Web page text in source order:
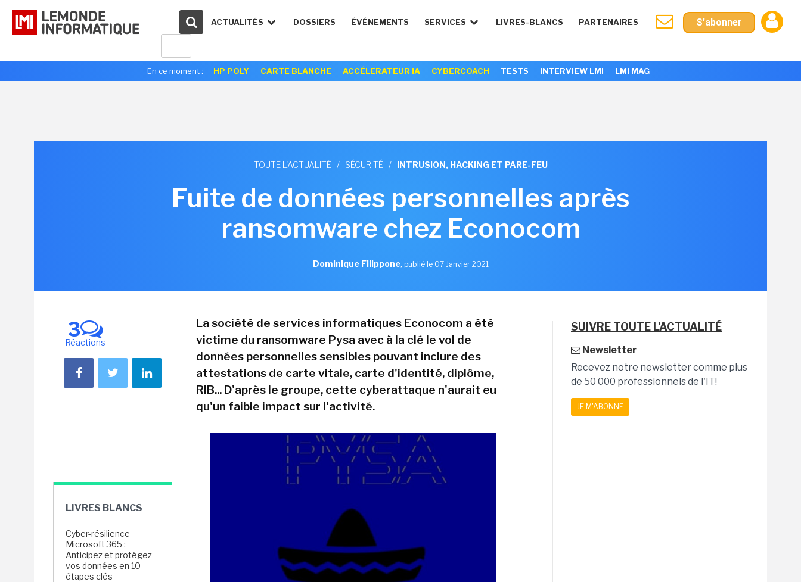
ACTUALITÉS DOSSIERS ÉVÉNEMENTS SERVICES LIVRES-BLANCS PARTENAIRES S'abonner
En ce moment : HP POLY CARTE BLANCHE ACCÉLERATEUR IA CYBERCOACH TESTS INTERVIEW LMI LMI MAG
TOUTE L'ACTUALITÉ / SÉCURITÉ / INTRUSION, HACKING ET PARE-FEU
Fuite de données personnelles après
ransomware chez Econocom
Dominique Filippone, publié le 07 Janvier 2021
3
Réactions
LIVRES BLANCS
Cyber-résilience
Microsoft 365 :
Anticipez et protégez
vos données en 10
étapes clés
La société de services informatiques Econocom a été
victime du ransomware Pysa avec à la clé le vol de
données personnelles sensibles pouvant inclure des
attestations de carte vitale, carte d'identité, diplôme,
RIB... D'après le groupe, cette cyberattaque n'aurait eu
qu'un faible impact sur l'activité.
SUIVRE TOUTE L'ACTUALITÉ
Newsletter
Recevez notre newsletter comme plus
de 50 000 professionnels de l'IT!
JE M'ABONNE